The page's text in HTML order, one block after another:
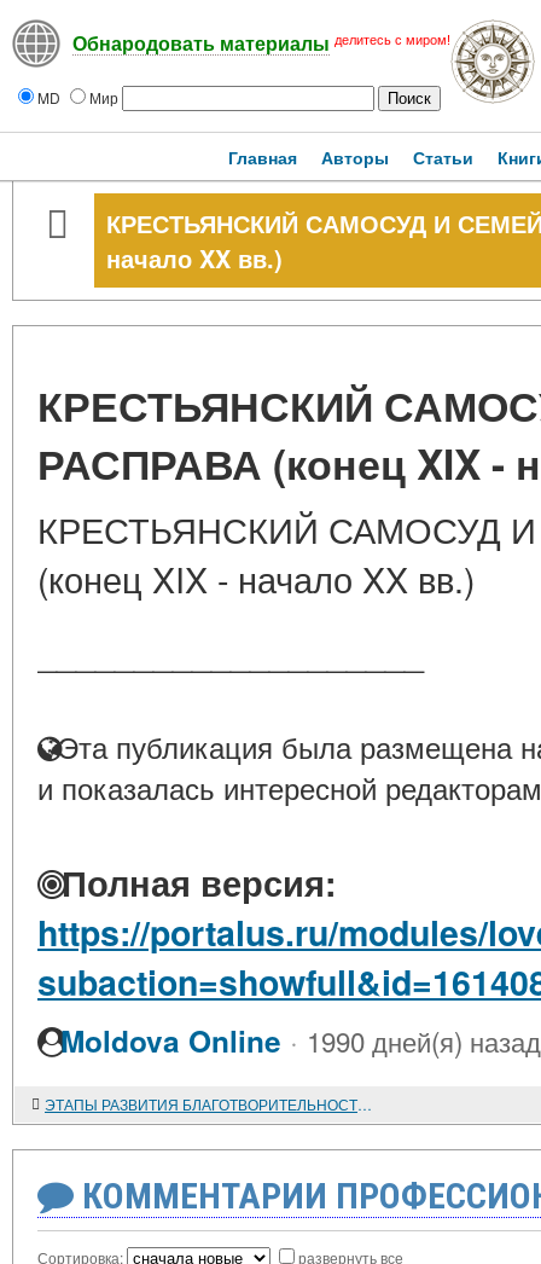
Обнародовать материалы делитесь с миром!
MD Мир
Главная Авторы Статьи
КРЕСТЬЯНСКИЙ САМОСУД И
начало XX вв.)
КРЕСТЬЯНСКИЙ
РАСПРАВА (конец XIX -
КРЕСТЬЯНСКИЙ САМОСУД
(конец XIX - начало XX вв.)
Эта публикация была размещена
и показалась интересной
Полная версия:
https://portalus.ru/modules/
Moldova Online · 1990 дней(я) назад
ЭТАПЫ РАЗВИТИЯ БЛАГОТВОРИТЕЛЬНОСТИ В РОССИИ
КОММЕНТАРИИ
Сортировка: развернуть все